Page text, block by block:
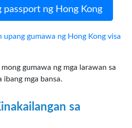
passport ng Hong Kong
gumawa ng Hong Kong visa
mong gumawa ng mga larawan sa
ibang mga bansa.
sa